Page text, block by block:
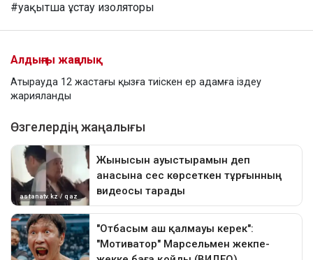
#уақытша ұстау изоляторы
Алдыңғы жаңалық
Атырауда 12 жастағы қызға тиіскен ер адамға іздеу
жарияланды